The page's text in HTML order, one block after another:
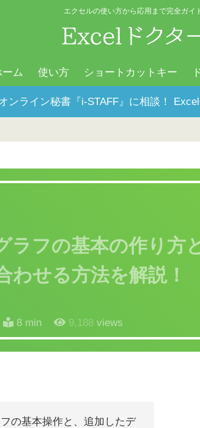
エクセルの使い方から応用まで完全ガイ
ーム 使い方 ショートカットキー
ンライン秘書『i-STAFF』に相談！
ラフの基本の作り方
わせる方法を解説！
8 min 9,188 views
の基本操作と、追加したデ